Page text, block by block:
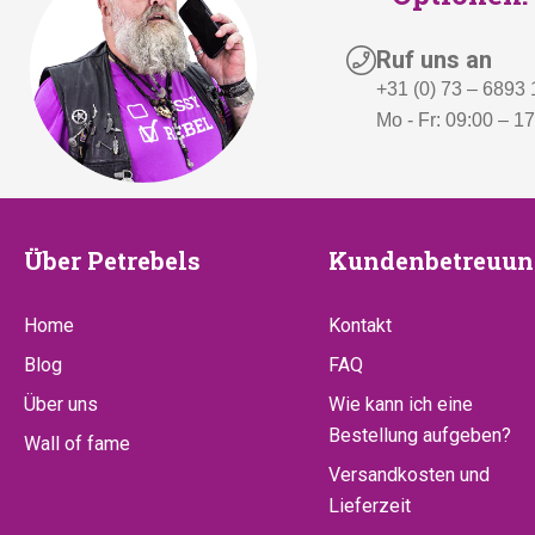
w
a
r
4
,
1
9
9
Ruf uns an
+31 (0) 73 – 6893
Mo - Fr: 09:00 –
Über
Petrebels
Über Petrebels
Home
Blog
Über uns
Wall of fame
Kontakt
FAQ
Wie kann ich eine
Bestellung aufgeben?
Versandkosten und
Lieferzeit